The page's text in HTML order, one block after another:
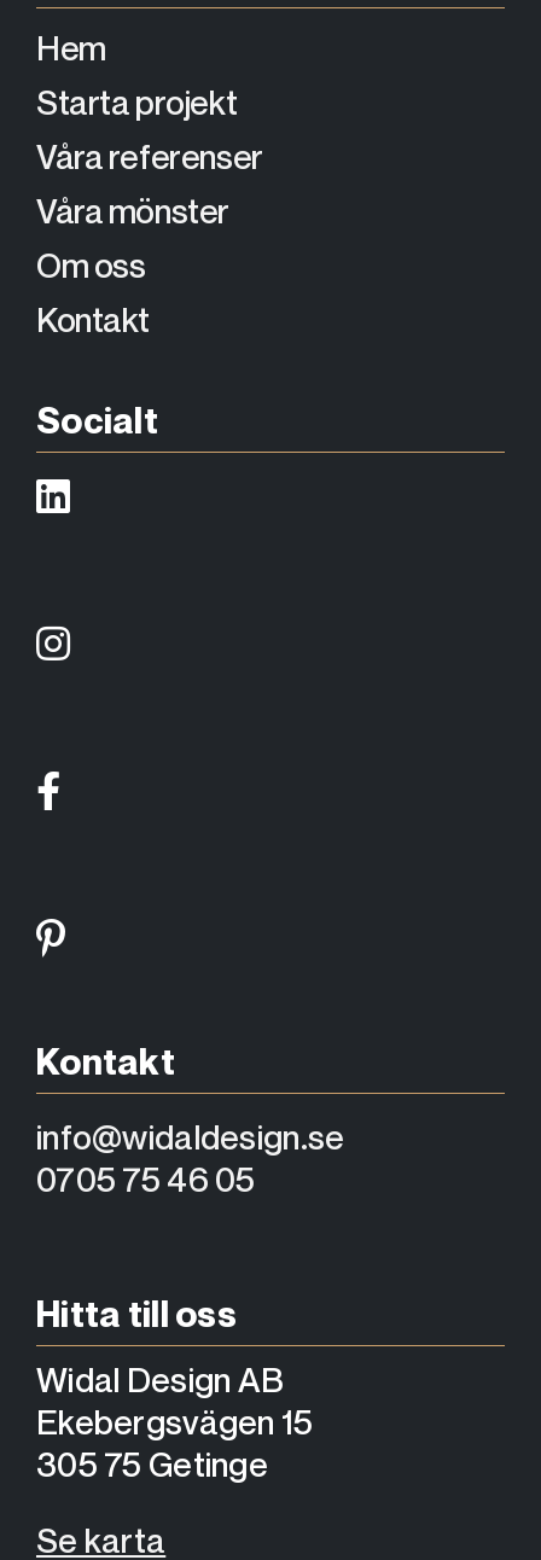
Hem
Starta projekt
Våra referenser
Våra mönster
Om oss
Kontakt
Socialt
Kontakt
info@widaldesign.se
0705 75 46 05
Hitta till oss
Widal Design AB
Ekebergsvägen 15​
305 75 Getinge​
Se karta